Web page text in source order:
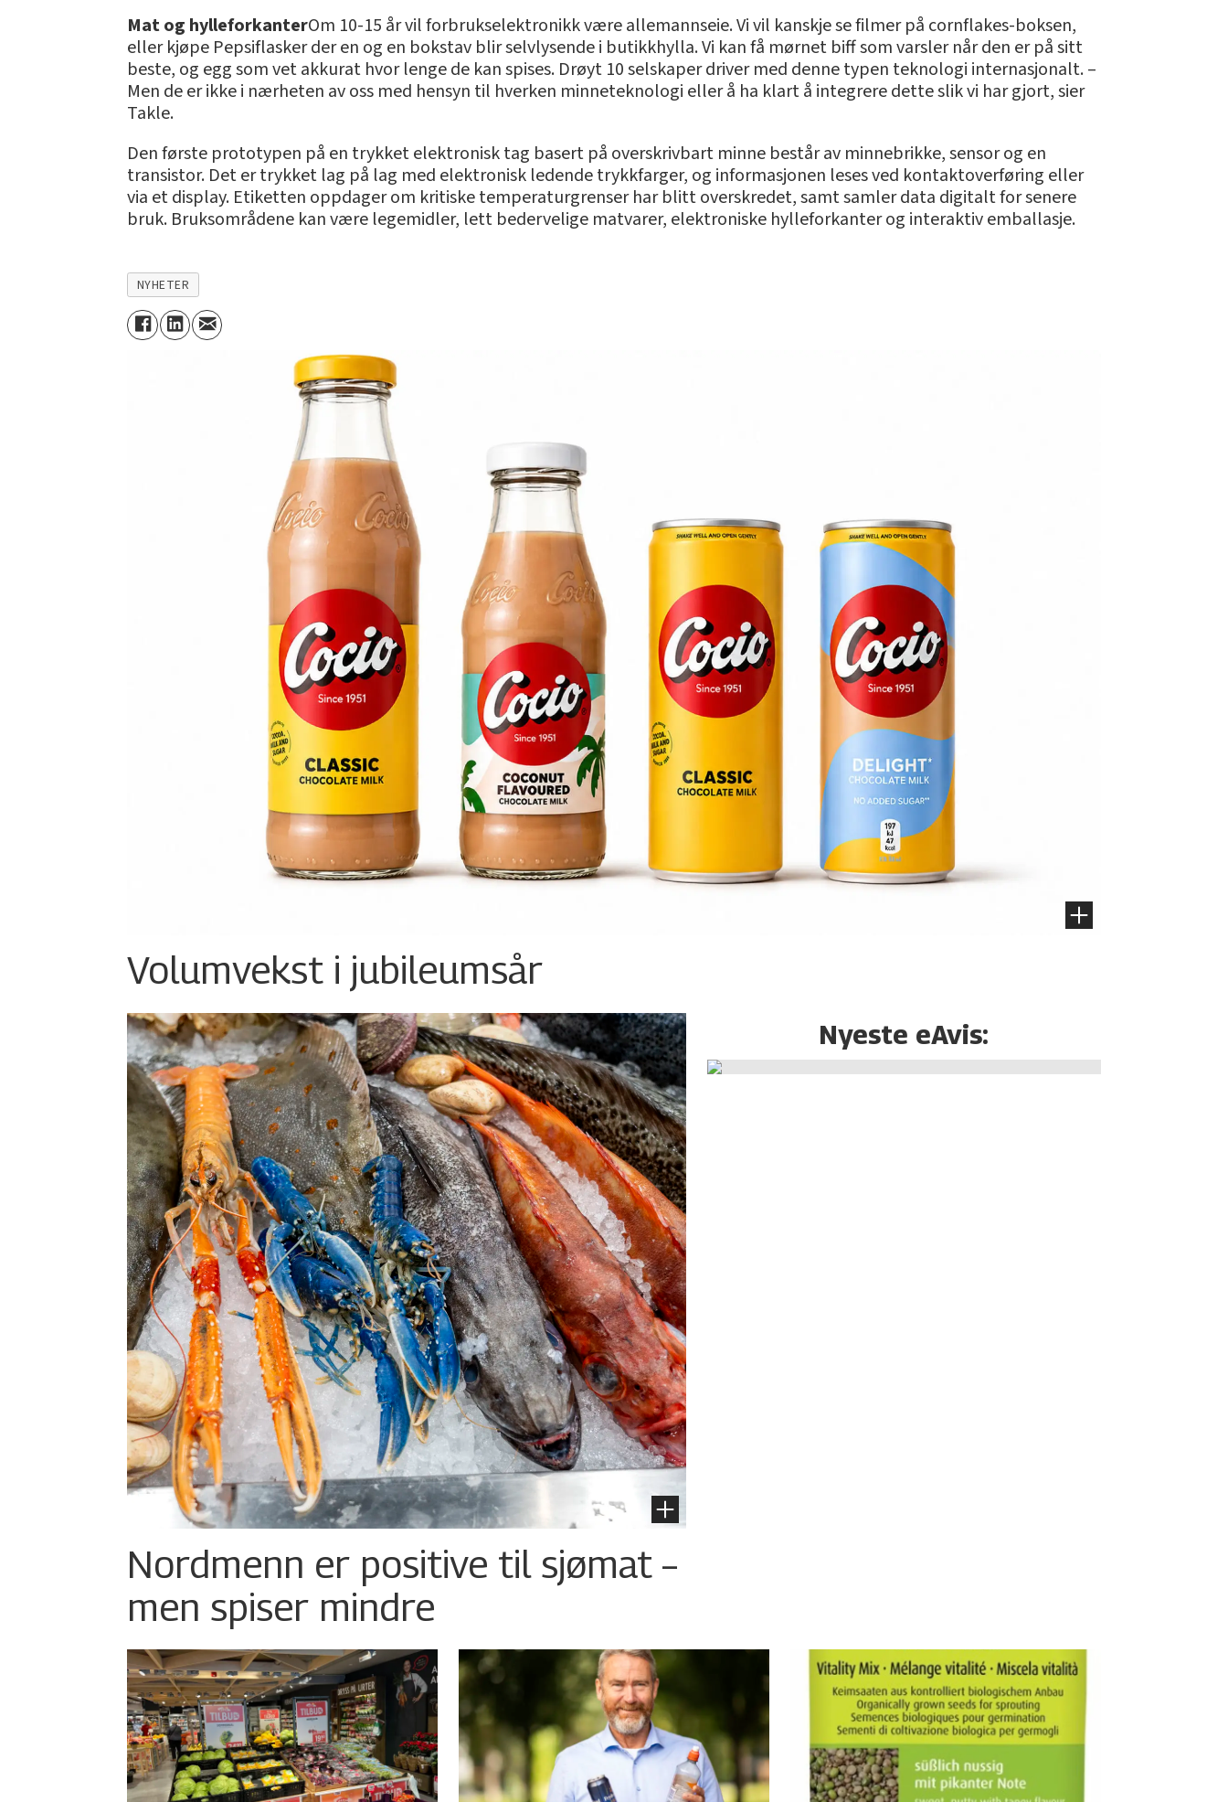
Mat og hylleforkanterOm 10-15 år vil forbrukselektronikk være allemannseie. Vi vil kanskje se filmer på cornflakes-boksen,
eller kjøpe Pepsiflasker der en og en bokstav blir selvlysende i butikkhylla. Vi kan få mørnet biff som varsler når den er på sitt
beste, og egg som vet akkurat hvor lenge de kan spises. Drøyt 10 selskaper driver med denne typen teknologi internasjonalt. –
Men de er ikke i nærheten av oss med hensyn til hverken minneteknologi eller å ha klart å integrere dette slik vi har gjort, sier
Takle.
Den første prototypen på en trykket elektronisk tag basert på overskrivbart minne består av minnebrikke, sensor og en
transistor. Det er trykket lag på lag med elektronisk ledende trykkfarger, og informasjonen leses ved kontaktoverføring eller
via et display. Etiketten oppdager om kritiske temperaturgrenser har blitt overskredet, samt samler data digitalt for senere
bruk. Bruksområdene kan være legemidler, lett bedervelige matvarer, elektroniske hylleforkanter og interaktiv emballasje.
NYHETER
Volumvekst i jubileumsår
Nordmenn er positive til sjømat –
men spiser mindre
Nyeste eAvis: